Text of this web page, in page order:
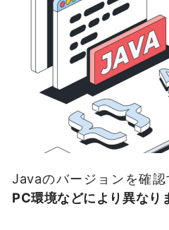
Javaのバージョンを確認
PC環境などにより異なり